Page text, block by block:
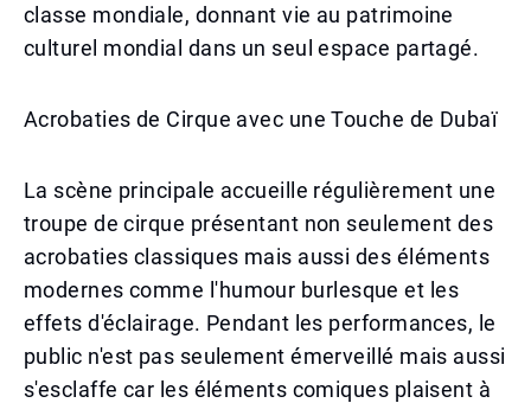
classe mondiale, donnant vie au patrimoine
culturel mondial dans un seul espace partagé.
Acrobaties de Cirque avec une Touche de Dubaï
La scène principale accueille régulièrement une
troupe de cirque présentant non seulement des
acrobaties classiques mais aussi des éléments
modernes comme l'humour burlesque et les
effets d'éclairage. Pendant les performances, le
public n'est pas seulement émerveillé mais aussi
s'esclaffe car les éléments comiques plaisent à